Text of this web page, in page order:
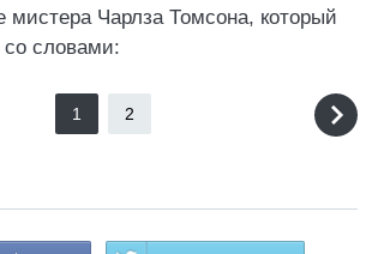
мистера Чарлза Томсона, который
словами:
1 2